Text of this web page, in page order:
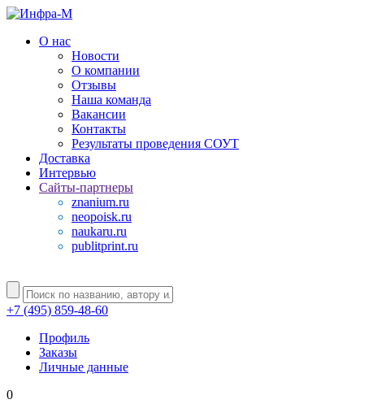
О нас
Новости
О компании
Отзывы
Наша команда
Вакансии
Контакты
Результаты проведения СОУТ
Доставка
Интервью
Сайты-партнеры
znanium.ru
neopoisk.ru
naukaru.ru
publitprint.ru
+7 (495) 859-48-60
Профиль
Заказы
Личные данные
0